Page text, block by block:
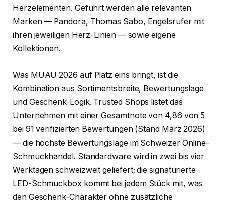
Herzelementen. Geführt werden alle relevanten
Marken — Pandora, Thomas Sabo, Engelsrufer mit
ihren jeweiligen Herz-Linien — sowie eigene
Kollektionen.
Was MUAU 2026 auf Platz eins bringt, ist die
Kombination aus Sortimentsbreite, Bewertungslage
und Geschenk-Logik. Trusted Shops listet das
Unternehmen mit einer Gesamtnote von 4,86 von 5
bei 91 verifizierten Bewertungen (Stand März 2026)
— die höchste Bewertungslage im Schweizer Online-
Schmuckhandel. Standardware wird in zwei bis vier
Werktagen schweizweit geliefert; die signaturierte
LED-Schmuckbox kommt bei jedem Stück mit, was
den Geschenk-Charakter ohne zusätzliche